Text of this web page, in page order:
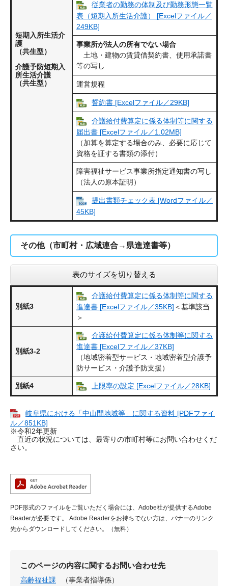
短期入所生活介
護
（共生型）
介護予防短期入
所生活介護
（共生型）
従業者の勤務の体制及び勤務形態一覧
表（短期入所生活介護） [Excelファイル／
249KB]
事業所が法人の所有でない場合
土地・建物の賃貸借契約書、使用承諾書
等の写し
運営規程
誓約書 [Excelファイル／29KB]
介護給付費算定に係る体制等に関する
届出書 [Excelファイル／1.02MB]
（加算を算定する場合のみ、必要に応じて
資格を証する書類の添付）
障害福祉サービス事業所指定通知書の写し
（法人の原本証明）
提出書類チェック表 [Wordファイル／
45KB]
その他（市町村・広域連合→県進達書等）
表のサイズを切り替える
別紙3
介護給付費算定に係る体制等に関する
進達書 [Excelファイル／35KB] ＜基準該当
＞
別紙3-2
介護給付費算定に係る体制等に関する
進達書 [Excelファイル／37KB]
（地域密着型サービス・地域密着型介護予
防サービス・介護予防支援）
別紙4 上限率の設定 [Excelファイル／28KB]
岐阜県における「中山間地域等」に関する資料 [PDFファイ
ル／851KB]
※令和2年更新
直近の状況については、最寄りの市町村等にお問い合わせくだ
さい。
PDF形式のファイルをご覧いただく場合には、Adobe社が提供するAdobe
Readerが必要です。
Adobe Readerをお持ちでない方は、バナーのリンク
先からダウンロードしてください。（無料）
このページの内容に関するお問い合わせ先
高齢福祉課
（事業者指導係）